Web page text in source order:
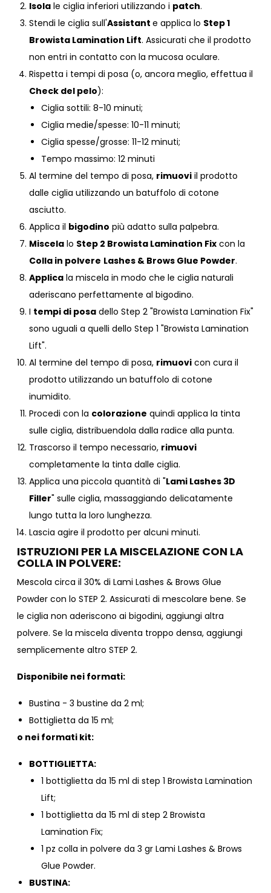
Isola le ciglia inferiori utilizzando i patch.
Stendi le ciglia sull'Assistant e applica lo Step 1
Browista Lamination Lift. Assicurati che il prodotto
non entri in contatto con la mucosa oculare.
Rispetta i tempi di posa (o, ancora meglio, effettua il
Check del pelo):
Ciglia sottili: 8-10 minuti;
Ciglia medie/spesse: 10-11 minuti;
Ciglia spesse/grosse: 11-12 minuti;
Tempo massimo: 12 minuti
Al termine del tempo di posa, rimuovi il prodotto
dalle ciglia utilizzando un batuffolo di cotone
asciutto.
Applica il bigodino più adatto sulla palpebra.
Miscela lo Step 2 Browista Lamination Fix con la
Colla in polvere Lashes & Brows Glue Powder.
Applica la miscela in modo che le ciglia naturali
aderiscano perfettamente al bigodino.
I tempi di posa dello Step 2 "Browista Lamination Fix"
sono uguali a quelli dello Step 1 "Browista Lamination
Lift".
Al termine del tempo di posa, rimuovi con cura il
prodotto utilizzando un batuffolo di cotone
inumidito.
Procedi con la colorazione quindi applica la tinta
sulle ciglia, distribuendola dalla radice alla punta.
Trascorso il tempo necessario, rimuovi
completamente la tinta dalle ciglia.
Applica una piccola quantità di "Lami Lashes 3D
Filler" sulle ciglia, massaggiando delicatamente
lungo tutta la loro lunghezza.
Lascia agire il prodotto per alcuni minuti.
ISTRUZIONI PER LA MISCELAZIONE CON LA
COLLA IN POLVERE:
Mescola circa il 30% di Lami Lashes & Brows Glue
Powder con lo STEP 2. Assicurati di mescolare bene. Se
le ciglia non aderiscono ai bigodini, aggiungi altra
polvere. Se la miscela diventa troppo densa, aggiungi
semplicemente altro STEP 2.
Disponibile nei formati:
Bustina - 3 bustine da 2 ml;
Bottiglietta da 15 ml;
o nei formati kit:
BOTTIGLIETTA:
1 bottiglietta da 15 ml di step 1 Browista Lamination
Lift;
1 bottiglietta da 15 ml di step 2 Browista
Lamination Fix;
1 pz colla in polvere da 3 gr Lami Lashes & Brows
Glue Powder.
BUSTINA: